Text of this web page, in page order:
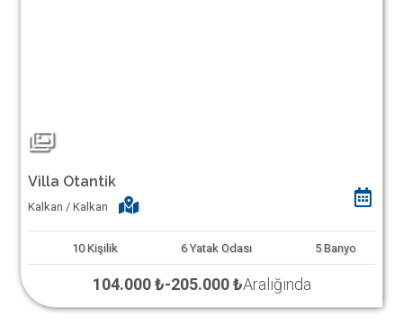
Villa Otantik
Kalkan / Kalkan
10 Kişilik 6 Yatak Odası 5 Banyo
104.000 ₺-205.000 ₺Aralığında